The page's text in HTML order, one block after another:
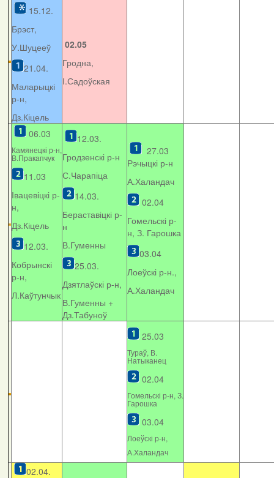
15.12.
Брэст,
У.Шуцееў
21.04.
Маларыцкі
р-н,
Дз.Кіцель
02.05
Гродна,
І.Садоўская
06.03
Камянецкі р-н,
В.Пракапчук
11.03
Івацевіцкі р-
н,
Дз.Кіцель
12.03.
Кобрынскі
р-н,
Л.Каўтунчык
12.03.
Гродзенскі р-н
С.Чарапіца
14.03.
Бераставіцкі р-
н
В.Гуменны
25.03.
Дзятлаўскі р-н,
В.Гуменны +
Дз.Табуноў
27.03
Рэчыцкі р-н
А.Халандач
02.04
Гомельскі р-
н, З. Гарошка
03.04
Лоеўскі р-н.,
А.Халандач
25.03
Тураў, В.
Натыканец
02.04
Гомельскі р-н, З.
Гарошка
03.04
Лоеўскі р-н,
А.Халандач
02.04.